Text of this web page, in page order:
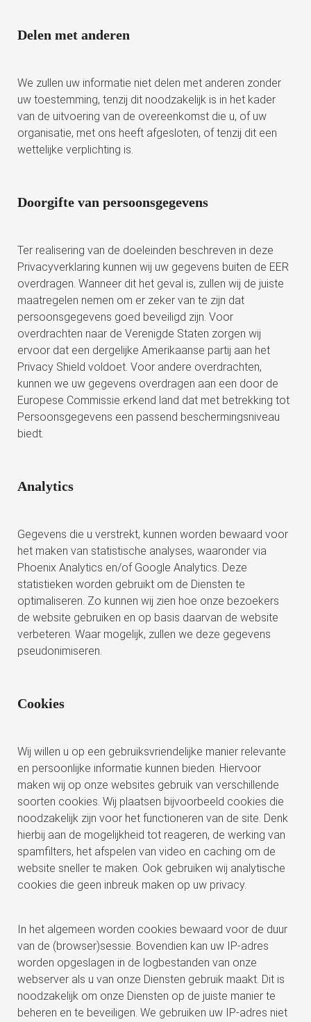
Delen met anderen
We zullen uw informatie niet delen met anderen zonder
uw toestemming, tenzij dit noodzakelijk is in het kader
van de uitvoering van de overeenkomst die u, of uw
organisatie, met ons heeft afgesloten, of tenzij dit een
wettelijke verplichting is.
Doorgifte van persoonsgegevens
Ter realisering van de doeleinden beschreven in deze
Privacyverklaring kunnen wij uw gegevens buiten de EER
overdragen. Wanneer dit het geval is, zullen wij de juiste
maatregelen nemen om er zeker van te zijn dat
persoonsgegevens goed beveiligd zijn. Voor
overdrachten naar de Verenigde Staten zorgen wij
ervoor dat een dergelijke Amerikaanse partij aan het
Privacy Shield voldoet. Voor andere overdrachten,
kunnen we uw gegevens overdragen aan een door de
Europese Commissie erkend land dat met betrekking tot
Persoonsgegevens een passend beschermingsniveau
biedt.
Analytics
Gegevens die u verstrekt, kunnen worden bewaard voor
het maken van statistische analyses, waaronder via
Phoenix Analytics en/of Google Analytics. Deze
statistieken worden gebruikt om de Diensten te
optimaliseren. Zo kunnen wij zien hoe onze bezoekers
de website gebruiken en op basis daarvan de website
verbeteren. Waar mogelijk, zullen we deze gegevens
pseudonimiseren.
Cookies
Wij willen u op een gebruiksvriendelijke manier relevante
en persoonlijke informatie kunnen bieden. Hiervoor
maken wij op onze websites gebruik van verschillende
soorten cookies. Wij plaatsen bijvoorbeeld cookies die
noodzakelijk zijn voor het functioneren van de site. Denk
hierbij aan de mogelijkheid tot reageren, de werking van
spamfilters, het afspelen van video en caching om de
website sneller te maken. Ook gebruiken wij analytische
cookies die geen inbreuk maken op uw privacy.
In het algemeen worden cookies bewaard voor de duur
van de (browser)sessie. Bovendien kan uw IP-adres
worden opgeslagen in de logbestanden van onze
webserver als u van onze Diensten gebruik maakt. Dit is
noodzakelijk om onze Diensten op de juiste manier te
beheren en te beveiligen. We gebruiken uw IP-adres niet